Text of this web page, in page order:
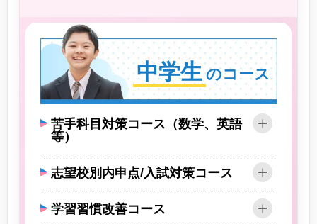
中学生 のコース
苦手科目対策コース（数学、英語
等）
志望校別内申点/入試対策コース
学習習慣改善コース